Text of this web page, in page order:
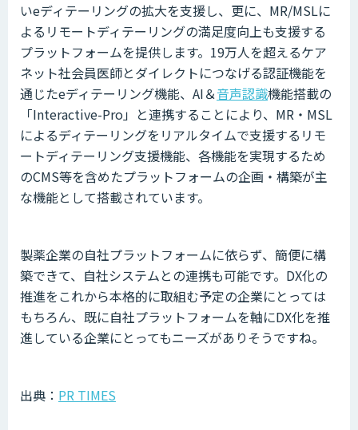
いeディテーリングの拡大を支援し、更に、MR/MSLに
よるリモートディテーリングの満足度向上も支援する
プラットフォームを提供します。19万人を超えるケア
ネット社会員医師とダイレクトにつなげる認証機能を
通じたeディテーリング機能、AI＆音声認識機能搭載の
「Interactive-Pro」と連携することにより、MR・MSL
によるディテーリングをリアルタイムで支援するリモ
ートディテーリング支援機能、各機能を実現するため
のCMS等を含めたプラットフォームの企画・構築が主
な機能として搭載されています。
製薬企業の自社プラットフォームに依らず、簡便に構
築できて、自社システムとの連携も可能です。DX化の
推進をこれから本格的に取組む予定の企業にとっては
もちろん、既に自社プラットフォームを軸にDX化を推
進している企業にとってもニーズがありそうですね。
出典： PR TIMES